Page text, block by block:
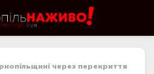
через перекриття